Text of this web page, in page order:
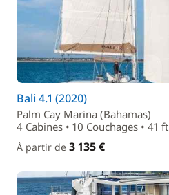
Bali 4.1 (2020)
Palm Cay Marina (Bahamas)
4 Cabines • 10 Couchages • 41 ft
À partir de 3 135 €